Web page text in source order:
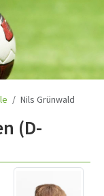
Nils Grünwald
(D-